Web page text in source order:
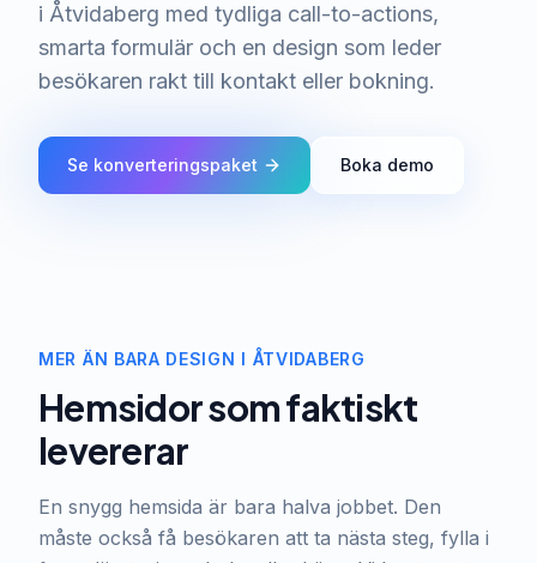
i Åtvidaberg med tydliga call-to-actions,
smarta formulär och en design som leder
besökaren rakt till kontakt eller bokning.
Se konverteringspaket Boka demo
MER ÄN BARA DESIGN I ÅTVIDABERG
Hemsidor som faktiskt
levererar
En snygg hemsida är bara halva jobbet. Den
måste också få besökaren att ta nästa steg, fylla i